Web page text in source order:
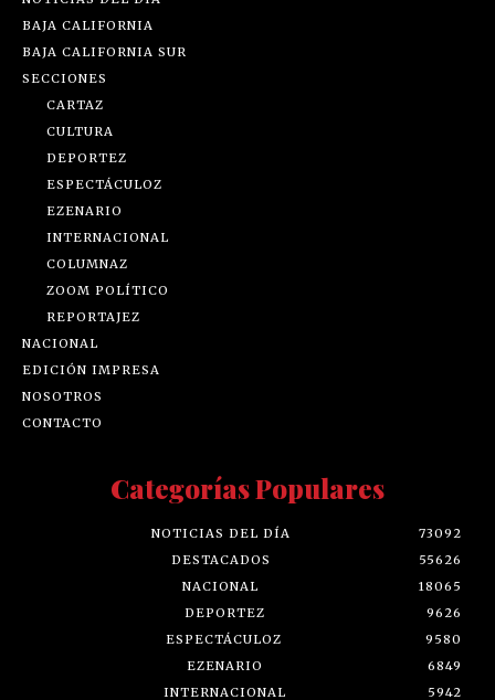
BAJA CALIFORNIA
BAJA CALIFORNIA SUR
SECCIONES
CARTAZ
CULTURA
DEPORTEZ
ESPECTÁCULOZ
EZENARIO
INTERNACIONAL
COLUMNAZ
ZOOM POLÍTICO
REPORTAJEZ
NACIONAL
EDICIÓN IMPRESA
NOSOTROS
CONTACTO
Categorías Populares
NOTICIAS DEL DÍA
73092
DESTACADOS
55626
NACIONAL
18065
DEPORTEZ
9626
ESPECTÁCULOZ
9580
EZENARIO
6849
INTERNACIONAL
5942